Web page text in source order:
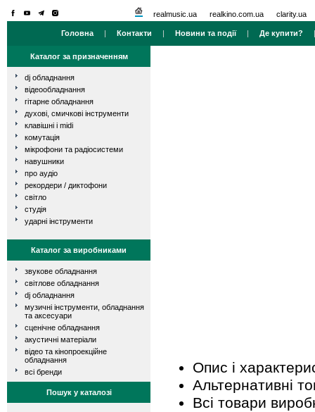
realmusic.ua realkino.com.ua clarity.ua
Головна | Контакти | Новини та події| Де купити?
Каталог за призначенням
dj обладнання
відеообладнання
гітарне обладнання
духові, смичкові інструменти
клавішні і midi
комутація
мікрофони та радіосистеми
навушники
про аудіо
рекордери / диктофони
світло
студія
ударні інструменти
Каталог за виробниками
звукове обладнання
світлове обладнання
dj обладнання
музичні інструменти, обладнання
та аксесуари
сценічне обладнання
акустичні матеріали
відео та кінопроекційне
обладнання
всі бренди
Пошук у каталозі
Опис і
Альтернативні
Всі товари